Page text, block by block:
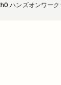
ハンズオンワー